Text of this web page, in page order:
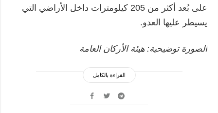
على بُعد أكثر من 205 كيلومترات داخل الأراضي التي
يسيطر عليها العدو.
الصورة توضيحية: هيئة الأركان العامة
القراءة بالكامل